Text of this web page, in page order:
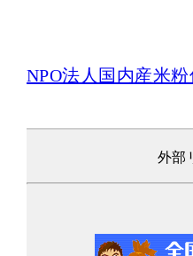
NPO法人国内産米
外部